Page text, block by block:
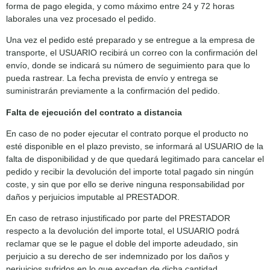
forma de pago elegida, y como máximo entre 24 y 72 horas
laborales una vez procesado el pedido.
Una vez el pedido esté preparado y se entregue a la empresa de
transporte, el USUARIO recibirá un correo con la confirmación del
envío, donde se indicará su número de seguimiento para que lo
pueda rastrear. La fecha prevista de envío y entrega se
suministrarán previamente a la confirmación del pedido.
Falta de ejecución del contrato a distancia
En caso de no poder ejecutar el contrato porque el producto no
esté disponible en el plazo previsto, se informará al USUARIO de la
falta de disponibilidad y de que quedará legitimado para cancelar el
pedido y recibir la devolución del importe total pagado sin ningún
coste, y sin que por ello se derive ninguna responsabilidad por
daños y perjuicios imputable al PRESTADOR.
En caso de retraso injustificado por parte del PRESTADOR
respecto a la devolución del importe total, el USUARIO podrá
reclamar que se le pague el doble del importe adeudado, sin
perjuicio a su derecho de ser indemnizado por los daños y